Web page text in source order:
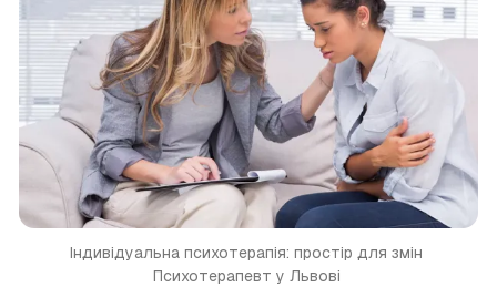
Індивідуальна психотерапія: простір для змін
Психотерапевт у Львові